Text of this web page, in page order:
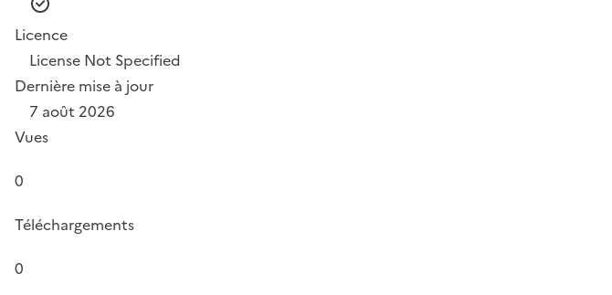
Licence
License Not Specified
Dernière mise à jour
7 août 2026
Vues
0
Téléchargements
0